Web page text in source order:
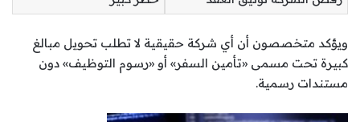
ويؤكد متخصصون أن أي شركة حقيقية لا تطلب تحويل مبالغ
كبيرة تحت مسمى «تأمين السفر» أو «رسوم التوظيف» دون
مستندات رسمية.